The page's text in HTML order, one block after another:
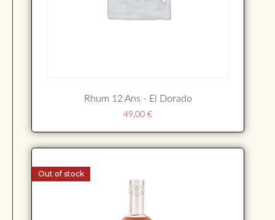
Rhum 12 Ans - El Dorado
49,00 €
Out of stock